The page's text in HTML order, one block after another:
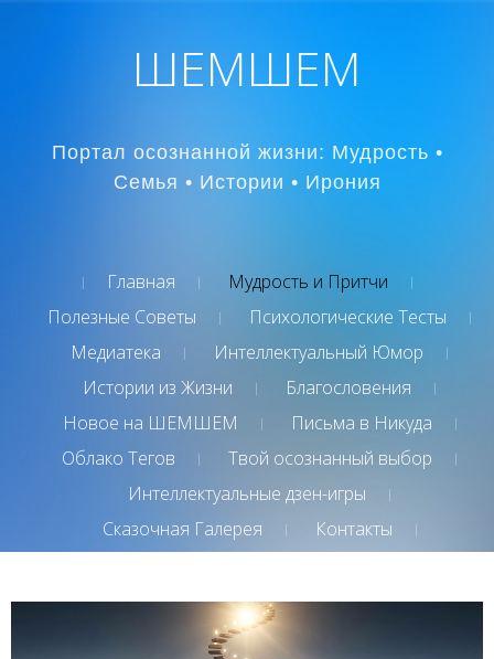
ШЕМШЕМ
Портал осознанной жизни: Мудрость •
Семья • Истории • Ирония
Главная
Мудрость и Притчи
Полезные Советы
Психологические Тесты
Медиатека
Интеллектуальный Юмор
Истории из Жизни
Благословения
Новое на ШЕМШЕМ
Письма в Никуда
Облако Тегов
Твой осознанный выбор
Интеллектуальные дзен-игры
Сказочная Галерея
Контакты